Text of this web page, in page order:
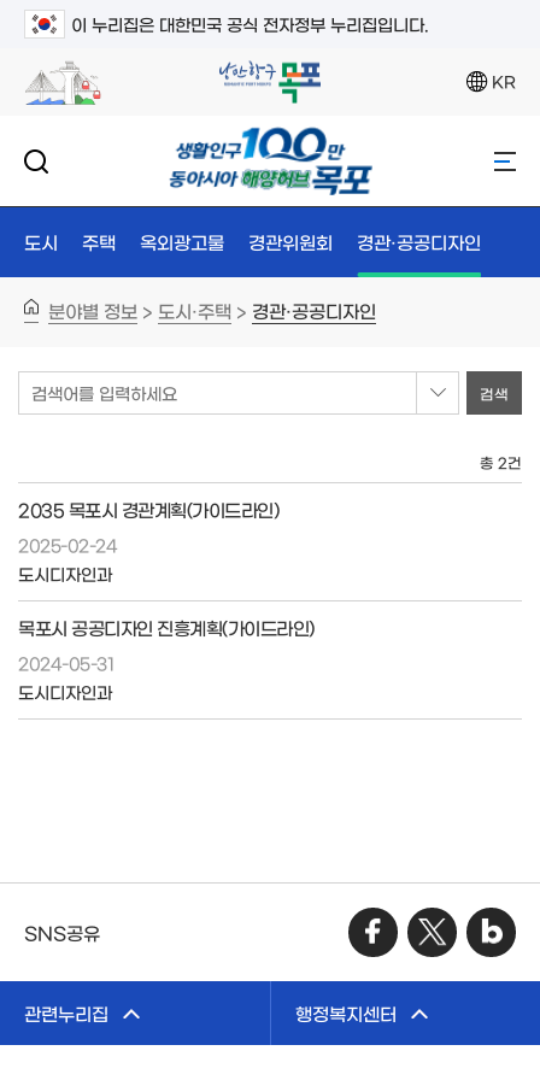
이 누리집은 대한민국 공식 전자정부 누리집입니다.
KR
도시 주택 옥외광고물 경관위원회 경관·공공디자인
분야별 정보 > 도시·주택 > 경관·공공디자인
검색어를 입력하세요
총 2건
2035 목포시 경관계획(가이드라인)
2025-02-24
도시디자인과
목포시 공공디자인 진흥계획(가이드라인)
2024-05-31
도시디자인과
SNS공유
관련누리집 행정복지센터